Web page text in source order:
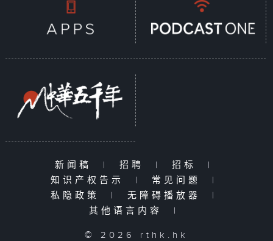
新闻稿 | 招聘 | 招标
|
知识产权告示
| 常见问题
|
私隐政策
| 无障碍播放器
|
其他语言内容
|
© 2026 rthk.hk